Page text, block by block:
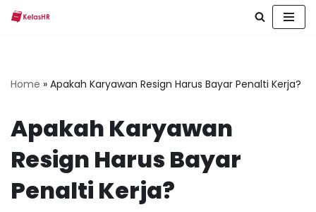
Home » Apakah Karyawan Resign Harus Bayar Penalti Kerja?
Apakah Karyawan
Resign Harus Bayar
Penalti Kerja?